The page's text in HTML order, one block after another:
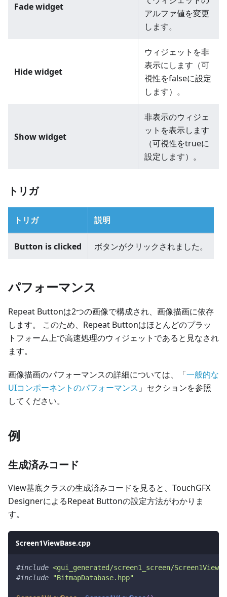
Fade widget
アルファ値を変更
します。
Hide widget
ウィジェットを非
表示にします（可
視性をfalseに設定
します）。
Show widget
非表示のウィジェ
ットを表示します
（可視性をtrueに
設定します）。
トリガ
トリガ 説明
Button is clicked ボタンがクリックされました。
パフォーマンス
Repeat Buttonは2つの画像で構成され、画像描画に依存
します。 このため、Repeat Buttonはほとんどのプラッ
トフォーム上で高速処理のウィジェットであると見なされ
ます。
画像描画のパフォーマンスの詳細については、「一般的な
UIコンポーネントのパフォーマンス 」セクションを参照
してください。
例
生成済みコード
View基底クラスの生成済みコードを見ると、TouchGFX
DesignerによるRepeat Buttonの設定方法がわかりま
す。
Screen1ViewBase.cpp
#include <gui_generated/screen1_screen/
#include "BitmapDatabase.hpp"